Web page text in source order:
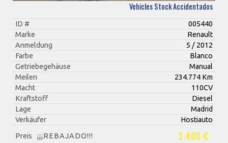
Vehicles Stock Accidentados
ID #
005440
Marke
Renault
Anmeldung
5 / 2012
Farbe
Blanco
Getriebegehäuse
Manual
Meilen
234.774 Km
Macht
110CV
Kraftstoff
Diesel
Lage
Madrid
Verkäufer
Hostiauto
Preis
¡¡¡REBAJADO!!! 2.400 €